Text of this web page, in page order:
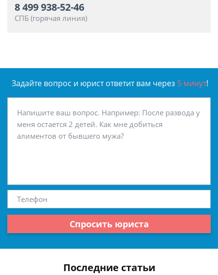
8 499 938-52-46
СПБ (горячая линия)
Задайте вопрос и юрист ответит вам через 5 минут!
Спросить юриста
Последние статьи